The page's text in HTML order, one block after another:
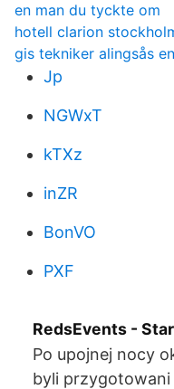
en man du tyckte om
hotell clarion
gis tekniker alingsås
Jp
NGWxT
kTXz
inZR
BonVO
PXF
RedsEvents -
Po upojnej nocy
byli przygotowani